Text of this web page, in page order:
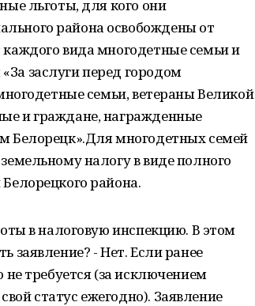
льготы, для кого они
района освобождены от
вида многодетные семьи и
заслуги перед городом
семьи, ветераны Великой
и граждане, награжденные
Белорецк».Для многодетных семей
налогу в виде полного
района.
в налоговую инспекцию. В этом
заявление? - Нет. Если ранее
не требуется (за исключением
статус ежегодно). Заявление